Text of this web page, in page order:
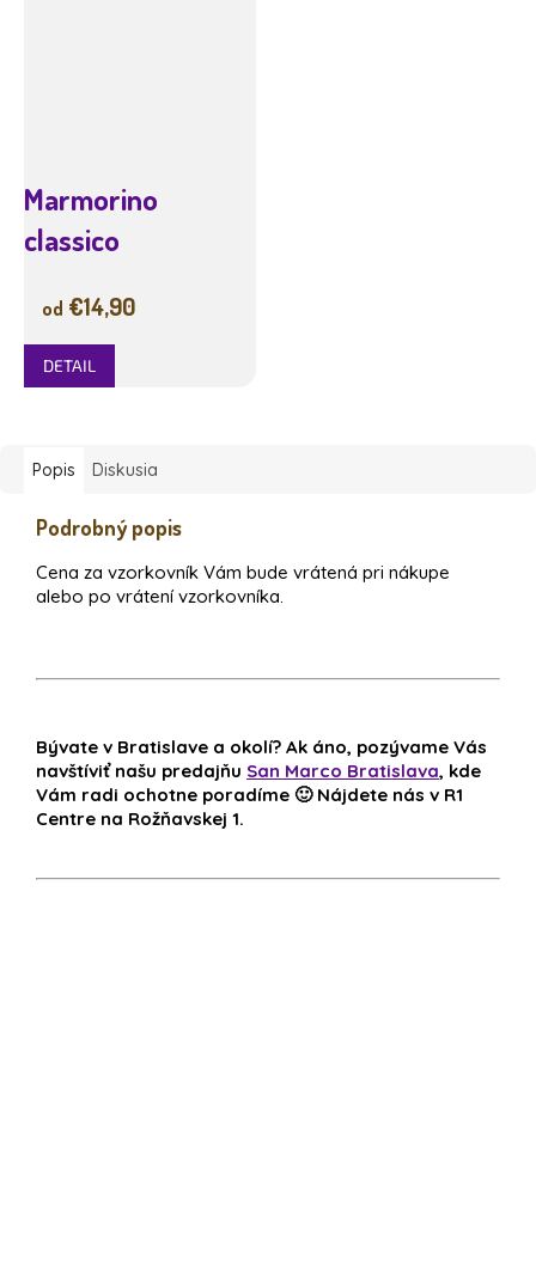
Marmorino
classico
od €14,90
DETAIL
Popis Diskusia
Podrobný popis
Cena za vzorkovník Vám bude vrátená pri nákupe
alebo po vrátení vzorkovníka.
Bývate v Bratislave a okolí? Ak áno, pozývame Vás
navštíviť našu predajňu San Marco Bratislava, kde
Vám radi ochotne poradíme 🙂 Nájdete nás v R1
Centre na Rožňavskej 1.